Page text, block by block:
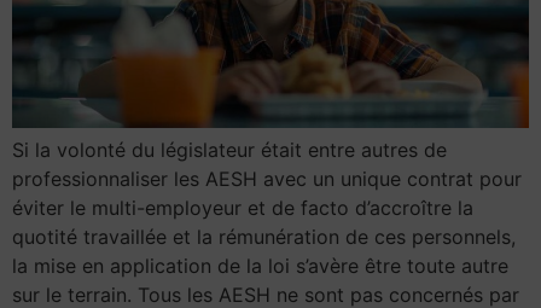
Si la volonté du législateur était entre autres de
professionnaliser les AESH avec un unique contrat pour
éviter le multi-employeur et de facto d’accroître la
quotité travaillée et la rémunération de ces personnels,
la mise en application de la loi s’avère être toute autre
sur le terrain. Tous les AESH ne sont pas concernés par